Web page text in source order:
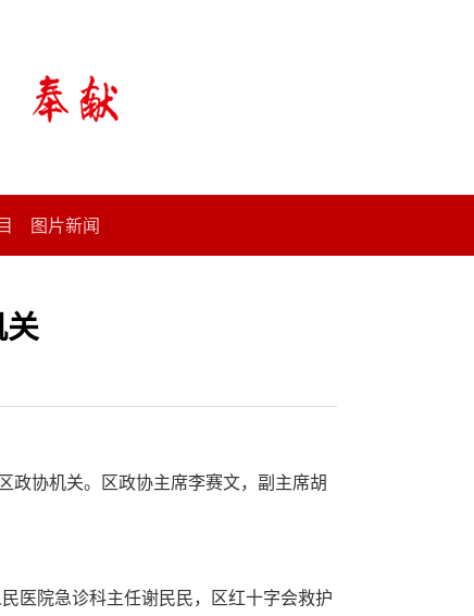
图片新闻
政协机关。区政协主席李赛文，副主席胡
医院急诊科主任谢民民，区红十字会救护